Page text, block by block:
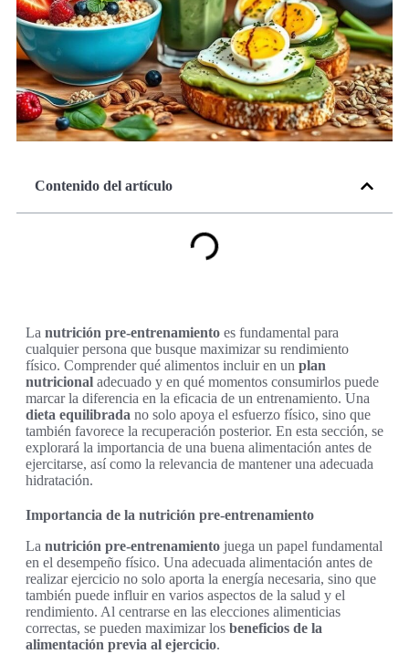
Contenido del artículo
La nutrición pre-entrenamiento es fundamental para
cualquier persona que busque maximizar su rendimiento
físico. Comprender qué alimentos incluir en un plan
nutricional adecuado y en qué momentos consumirlos puede
marcar la diferencia en la eficacia de un entrenamiento. Una
dieta equilibrada no solo apoya el esfuerzo físico, sino que
también favorece la recuperación posterior. En esta sección, se
explorará la importancia de una buena alimentación antes de
ejercitarse, así como la relevancia de mantener una adecuada
hidratación.
Importancia de la nutrición pre-entrenamiento
La nutrición pre-entrenamiento juega un papel fundamental
en el desempeño físico. Una adecuada alimentación antes de
realizar ejercicio no solo aporta la energía necesaria, sino que
también puede influir en varios aspectos de la salud y el
rendimiento. Al centrarse en las elecciones alimenticias
correctas, se pueden maximizar los beneficios de la
alimentación previa al ejercicio.